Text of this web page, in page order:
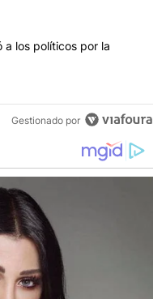
"García Cuerva cuestionó
a los políticos por la
Gestionado por